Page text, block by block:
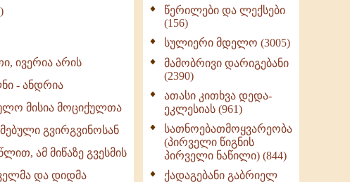
ივერია არის
- ანდრია
მისია მოციქულთა
გვირგვინოსან
ამ მიწაზე გვესმის
და დიდმა
წერილები და ლექსები
(156)
სულიერი მდელო (3005)
მამობრივი დარიგებანი
(2390)
ათასი კითხვა დედა-
ეკლესიას (961)
სათნოებათმოყვარეობა
(პირველი წიგნის
პირველი ნაწილი) (844)
ქადაგებანი გაბრიელ